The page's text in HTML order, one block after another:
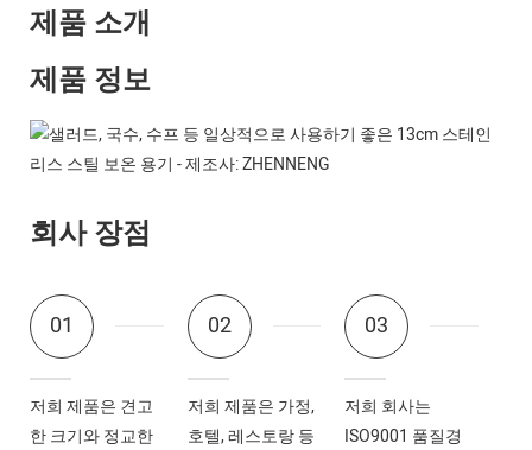
제품 소개
제품 정보
회사 장점
01
저희 제품은 견고
한 크기와 정교한
02
저희 제품은 가정,
호텔, 레스토랑 등
03
저희 회사는
ISO9001 품질경